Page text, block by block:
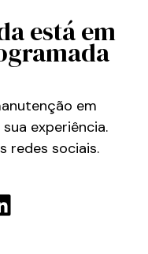
está em
em
experiência.
redes sociais.